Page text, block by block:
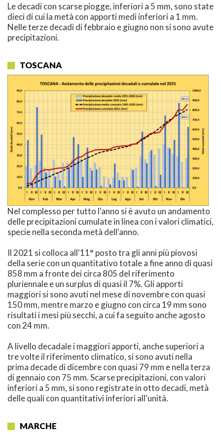
Le decadi con scarse piogge, inferiori a 5 mm, sono state
dieci di cui la metà con apporti medi inferiori a 1 mm.
Nelle terze decadi di febbraio e giugno non si sono avute
precipitazioni.
TOSCANA
Nel complesso per tutto l'anno si è avuto un andamento
delle precipitazioni cumulate in linea con i valori climatici,
specie nella seconda metà dell'anno.
Il 2021 si colloca all'11° posto tra gli anni più piovosi
della serie con un quantitativo totale a fine anno di quasi
858 mm a fronte dei circa 805 del riferimento
pluriennale e un surplus di quasi il 7%. Gli apporti
maggiori si sono avuti nel mese di novembre con quasi
150 mm, mentre marzo e giugno con circa 19 mm sono
risultati i mesi più secchi, a cui fa seguito anche agosto
con 24 mm.
A livello decadale i maggiori apporti, anche superiori a
tre volte il riferimento climatico, si sono avuti nella
prima decade di dicembre con quasi 79 mm e nella terza
di gennaio con 75 mm. Scarse precipitazioni, con valori
inferiori a 5 mm, si sono registrate in otto decadi, metà
delle quali con quantitativi inferiori all'unità.
MARCHE